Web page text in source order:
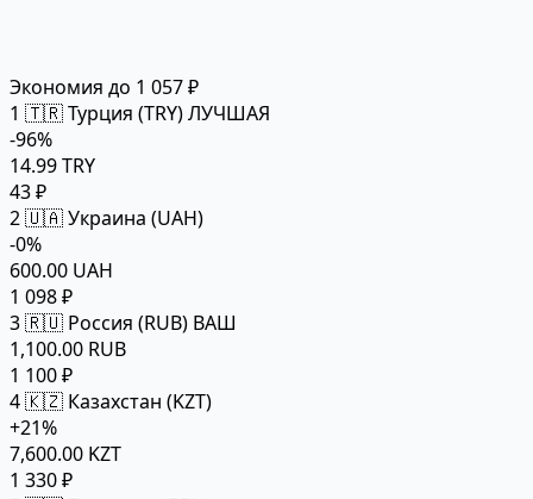
Экономия до 1 057 ₽
1 🇹🇷 Турция (TRY)ЛУЧШАЯ
-96%
14.99 TRY
43 ₽
2🇺🇦 Украина (UAH)
-0%
600.00 UAH
1 098 ₽
3🇷🇺 Россия (RUB) ВАШ
1,100.00 RUB
1 100 ₽
4🇰🇿 Казахстан (KZT)
+21%
7,600.00 KZT
1 330 ₽